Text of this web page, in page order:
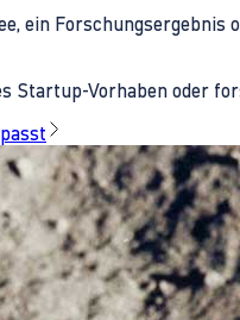
ein
Startup-Vorhaben oder